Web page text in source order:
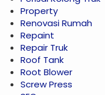
Property
Renovasi Rumah
Repaint
Repair Truk
Roof Tank
Root Blower
Screw Press